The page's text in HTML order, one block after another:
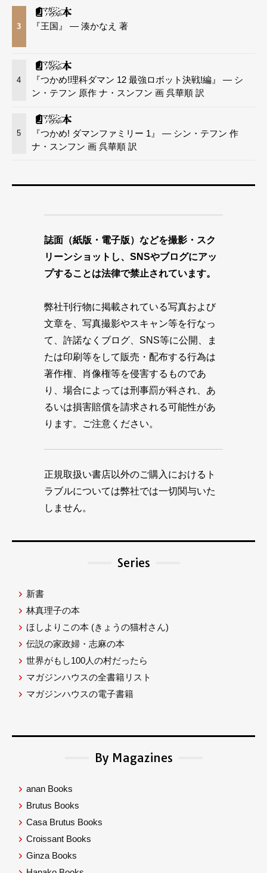
3 『王国』 — 湊かなえ 著
4
『つかめ!理科ダマン 12 最強ロボット決戦!編』 — シ
ン・テフン 原作 ナ・スンフン 画 呉華順 訳
5
『つかめ! ダマンファミリー 1』 — シン・テフン 作
ナ・スンフン 画 呉華順 訳
誌面（紙版・電子版）などを撮影・スク
リーンショットし、SNSやブログにアッ
プすることは法律で禁止されています。
弊社刊行物に掲載されている写真および
文章を、写真撮影やスキャン等を行なっ
て、許諾なくブログ、SNS等に公開、ま
たは印刷等をして販売・配布する行為は
著作権、肖像権等を侵害するものであ
り、場合によっては刑事罰が科され、あ
るいは損害賠償を請求される可能性があ
ります。ご注意ください。
正規取扱い書店以外のご購入におけるト
ラブルについては弊社では一切関与いた
しません。
Series
新書
林真理子の本
ほしよりこの本 (きょうの猫村さん)
伝説の家政婦・志麻の本
世界がもし100人の村だったら
マガジンハウスの全書籍リスト
マガジンハウスの電子書籍
By Magazines
anan Books
Brutus Books
Casa Brutus Books
Croissant Books
Ginza Books